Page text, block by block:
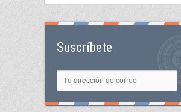
Suscríbete